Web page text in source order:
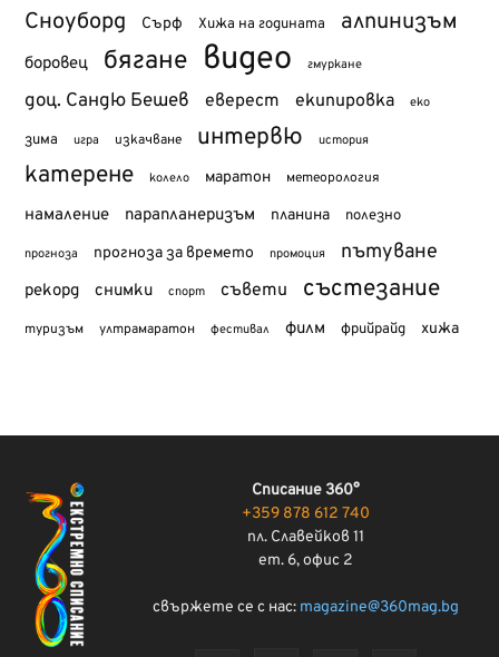
Сноуборд Сърф Хижа на годината алпинизъм
боровец бягане видео гмуркане
доц. Сандю Бешев еверест екипировка еко
зима игра изкачване интервю история
катерене колело маратон метеорология
намаление парапланеризъм планина полезно
прогноза прогноза за времето промоция пътуване
рекорд снимки спорт съвети състезание
туризъм ултрамаратон фестивал филм фрийрайд хижа
Списание 360°
+359 878 612 740
пл. Славейков 11
ет. 6, офис 2
свържете се с нас: magazine@360mag.bg